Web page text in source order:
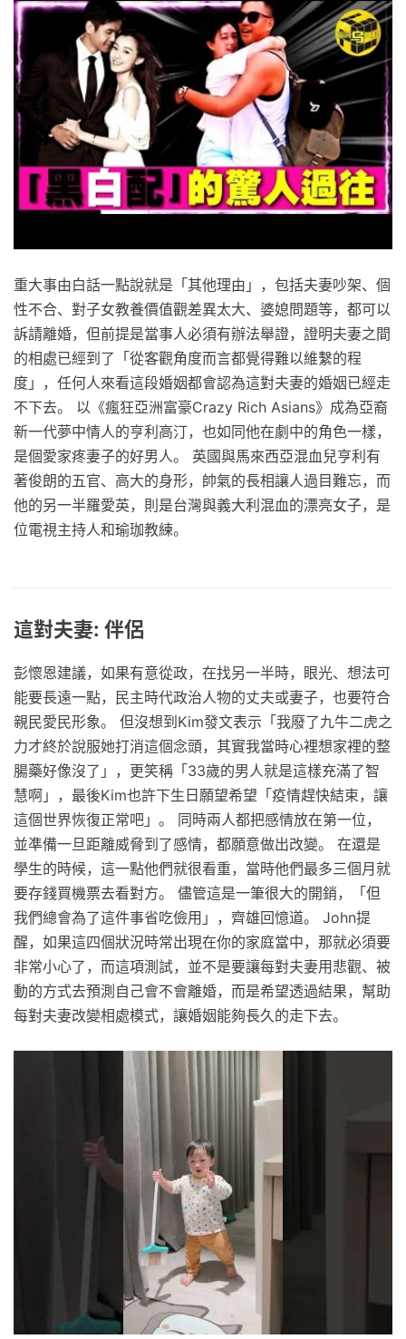
重大事由白話一點說就是「其他理由」，包括夫妻吵架、個
性不合、對子女教養價值觀差異太大、婆媳問題等，都可以
訴請離婚，但前提是當事人必須有辦法舉證，證明夫妻之間
的相處已經到了「從客觀角度而言都覺得難以維繫的程
度」，任何人來看這段婚姻都會認為這對夫妻的婚姻已經走
不下去。 以《瘋狂亞洲富豪Crazy Rich Asians》成為亞裔
新一代夢中情人的亨利高汀，也如同他在劇中的角色一樣，
是個愛家疼妻子的好男人。 英國與馬來西亞混血兒亨利有
著俊朗的五官、高大的身形，帥氣的長相讓人過目難忘，而
他的另一半羅愛英，則是台灣與義大利混血的漂亮女子，是
位電視主持人和瑜珈教練。
這對夫妻: 伴侶
彭懷恩建議，如果有意從政，在找另一半時，眼光、想法可
能要長遠一點，民主時代政治人物的丈夫或妻子，也要符合
親民愛民形象。 但沒想到Kim發文表示「我廢了九牛二虎之
力才終於說服她打消這個念頭，其實我當時心裡想家裡的整
腸藥好像沒了」，更笑稱「33歲的男人就是這樣充滿了智
慧啊」，最後Kim也許下生日願望希望「疫情趕快結束，讓
這個世界恢復正常吧」。 同時兩人都把感情放在第一位，
並凖備一旦距離威脅到了感情，都願意做出改變。 在還是
學生的時候，這一點他們就很看重，當時他們最多三個月就
要存錢買機票去看對方。 儘管這是一筆很大的開銷，「但
我們總會為了這件事省吃儉用」，齊雄回憶道。 John提
醒，如果這四個狀況時常出現在你的家庭當中，那就必須要
非常小心了，而這項測試，並不是要讓每對夫妻用悲觀、被
動的方式去預測自己會不會離婚，而是希望透過結果，幫助
每對夫妻改變相處模式，讓婚姻能夠長久的走下去。